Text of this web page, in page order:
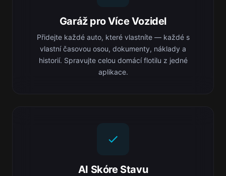
Garáž pro Více Vozidel
Přidejte každé auto, které vlastníte — každé s
vlastní časovou osou, dokumenty, náklady a
historií. Spravujte celou domácí flotilu z jedné
aplikace.
AI Skóre Stavu